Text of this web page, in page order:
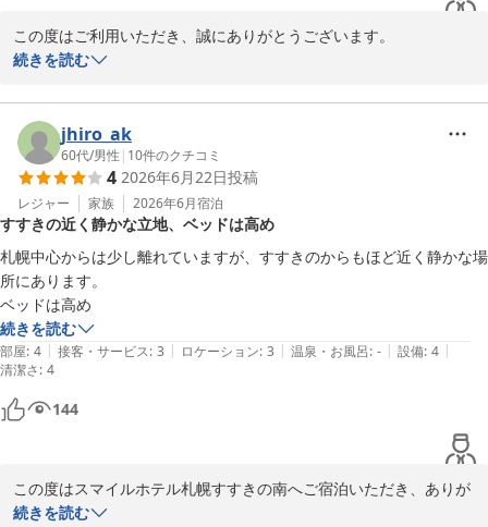
この度はご利用いただき、誠にありがとうございます。
き、大変嬉しく思います。シンプルで快適なお部屋を気に入ってい
ただけたことも光栄です。
次回のご利用を心よりお待ちしております。どうぞお気をつけてお
越しください。
スマイルホテル札幌すすきの南
スマイルホテル札幌すすきの南
2026-08-02
続きを読む
jhiro_ak
60代/男性 | 10件のクチコミ
4 2026年6月22日投稿
レジャー 家族 2026年6月宿泊
すすきの近く静かな立地、ベッドは高め
札幌中心からは少し離れていますが、すすきのからもほど近く静かな場
所にあります。
ベッドは高め
続きを読む
部屋: 4 | 接客・サービス: 3 | ロケーション: 3 | 温泉・お風呂: - | 設備: 4 |
清潔さ: 4
144
この度はスマイルホテル札幌すすきの南へご宿泊いただき、ありが
とうございます。
続きを読む